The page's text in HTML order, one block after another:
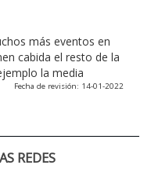
más eventos en
cabida el resto de la
la media
Fecha de revisión: 14-01-2022
REDES